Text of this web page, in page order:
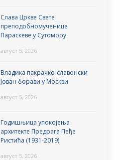
Слава Цркве Свете
преподобномученице
Параскеве у Сутомору
август 5, 2026
Владика пакрачко-славонски
Јован борави у Москви
август 5, 2026
Годишњица упокојења
архитекте Предрага Пеђе
Ристића (1931-2019)
август 5, 2026